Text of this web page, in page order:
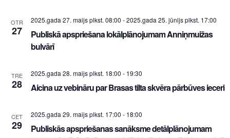
OTR
27
2025.gada 27. maijs plkst. 08:00 -2025.gada 25. jūnijs plkst. 17:00
Publiskā apspriešana lokālplānojumam Anniņmuižas
bulvārī
TRE
28
2025.gada 28. maijs plkst. 18:00 - 19:30
Aicina uz vebināru par Brasas tilta skvēra pārbūves ieceri
CET
29
2025.gada 29. maijs plkst. 17:00 - 18:00
Publiskās apspriešanas sanāksme detālplānojumam